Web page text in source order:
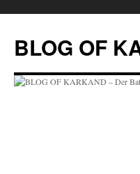
springen
BLOG OF